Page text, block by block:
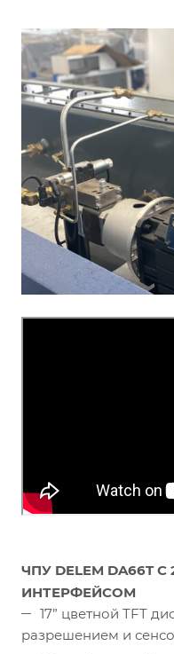
ЧПУ DELEM DA66T
ИНТЕРФЕЙСОМ
17” цветной TFT
разрешением и